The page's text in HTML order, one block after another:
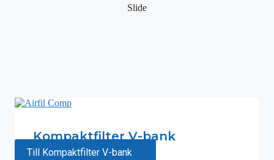
Slide
Kompaktfilter V-bank
Till Kompaktfilter V-bank